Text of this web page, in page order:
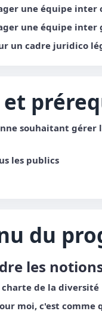
une équipe
une équipe
un cadre juridico
et
souhaitant gérer
les publics
du
les
de la diversité
moi, c'est comme